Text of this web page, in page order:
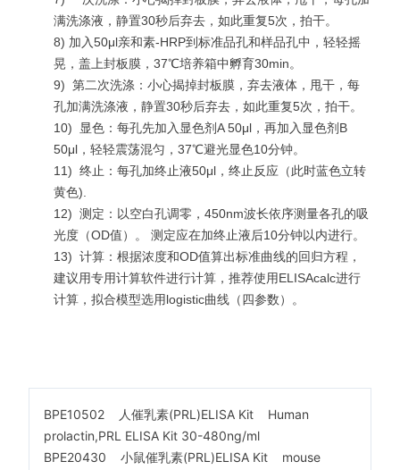
满洗涤液，静置30秒后弃去，如此重复5次，拍干。
8) 加入50μl亲和素-HRP到标准品孔和样品孔中，轻轻摇
晃，盖上封板膜，37℃培养箱中孵育30min。
9) 第二次洗涤：小心揭掉封板膜，弃去液体，甩干，每
孔加满洗涤液，静置30秒后弃去，如此重复5次，拍干。
10)
显色：每孔先加入显色剂A 50μl，再加入显色剂B
50μl，轻轻震荡混匀，37℃避光显色10分钟。
11) 终止：每孔加终止液50μl，终止反应（此时蓝色立转
黄色).
12) 测定：以空白孔调零，450nm波长依序测量各孔的吸
光度（OD值）。 测定应在加终止液后10分钟以内进行。
13) 计算：根据浓度和OD值算出标准曲线的回归方程，
建议用专用计算软件进行计算，推荐使用ELISAcalc进行
计算，拟合模型选用logistic曲线（四参数）。
BPE10502 人催乳素(PRL)ELISA Kit Human
prolactin,PRL ELISA Kit 30-480ng/ml
BPE20430 小鼠催乳素(PRL)ELISA Kit mouse